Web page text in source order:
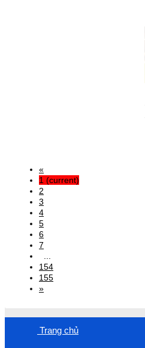
«
1 (current)
2
3
4
5
6
7
154
155
»
Trang chủ